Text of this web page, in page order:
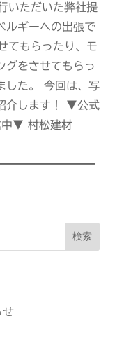
いただいた弊社提
ルギーへの出張で
てもらったり、モ
グをさせてもらっ
した。 今回は、写
介します！ ▼公式
中▼ 村松建材
検索
せ